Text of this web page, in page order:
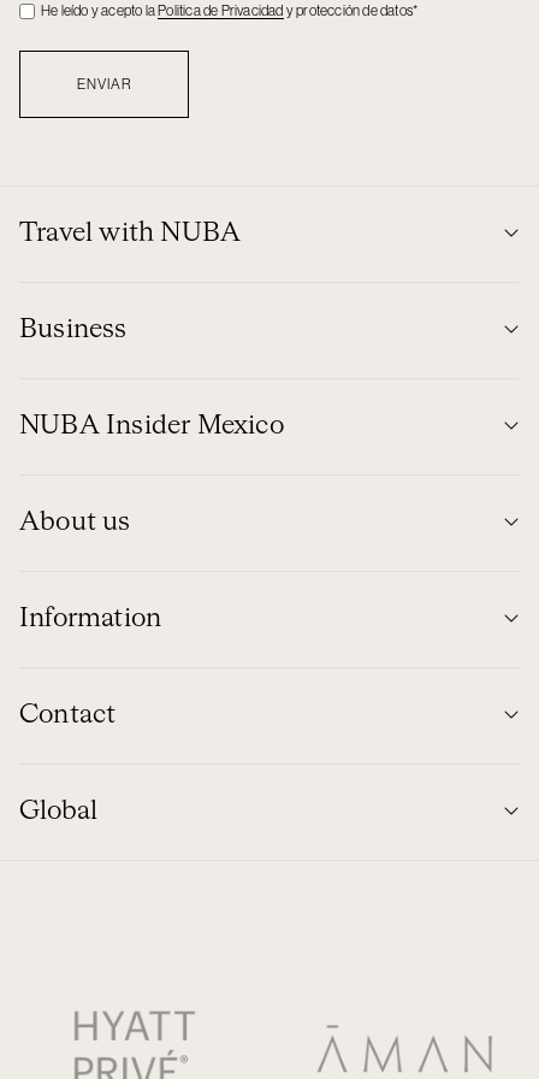
Checkbos
He leído y acepto la Politica de Privacidad y protección de datos*
Travel with NUBA
Business
NUBA Insider Mexico
About us
Information
Contact
Global